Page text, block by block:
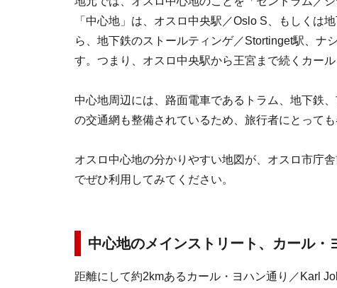
「中心地」は、オスロ中央駅／Oslo S、もしくは
ら、地下鉄のストールティンゲ／Stortinget駅、ナ
す。つまり、オスロ中央駅から王宮まで続くカー
中心地周辺には、路面電車であるトラム、地下鉄
の交通網も整備されているため、旅行者にとって
オスロ中心地の分かりやすい地図が、オスロ市庁
でぜひ利用してみてください。
中心地のメインストリート、カール・
距離にして約2kmあるカール・ヨハン通り／Karl